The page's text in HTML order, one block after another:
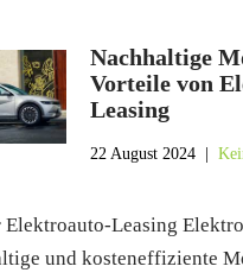
Nachhaltige
Vorteile von
Leasing
22 August 2024 |
Leasing
und kosteneffiziente